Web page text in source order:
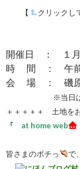
【 クリックし
開催日 ： １月
時 間 ： 午前
会 場 ： 磯原
※当日
＋＋＋＋＋ 土地を
『 at home web
皆さまのポチっ
で